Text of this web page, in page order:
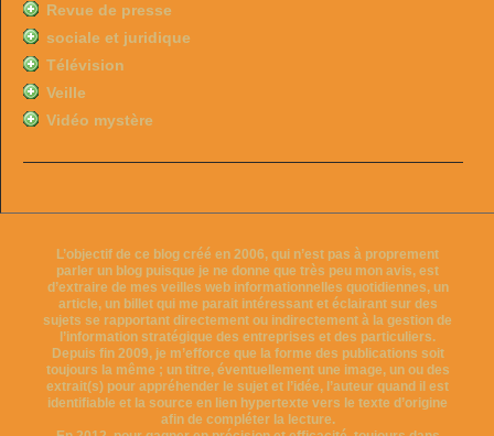
Revue de presse
sociale et juridique
Télévision
Veille
Vidéo mystère
L’objectif de ce blog créé en 2006, qui n’est pas à proprement
parler un blog puisque je ne donne que très peu mon avis, est
d’extraire de mes veilles web informationnelles quotidiennes, un
article, un billet qui me parait intéressant et éclairant sur des
sujets se rapportant directement ou indirectement à la gestion de
l’information stratégique des entreprises et des particuliers.
Depuis fin 2009, je m’efforce que la forme des publications soit
toujours la même ; un titre, éventuellement une image, un ou des
extrait(s) pour appréhender le sujet et l’idée, l’auteur quand il est
identifiable et la source en lien hypertexte vers le texte d’origine
afin de compléter la lecture.